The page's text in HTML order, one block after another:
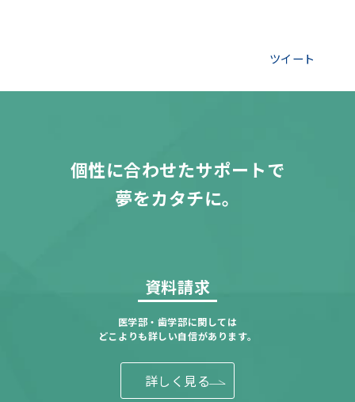
ツイート
個性に合わせたサポートで
夢をカタチに。
資料請求
医学部・歯学部に関しては
どこよりも詳しい自信があります。
詳しく見る